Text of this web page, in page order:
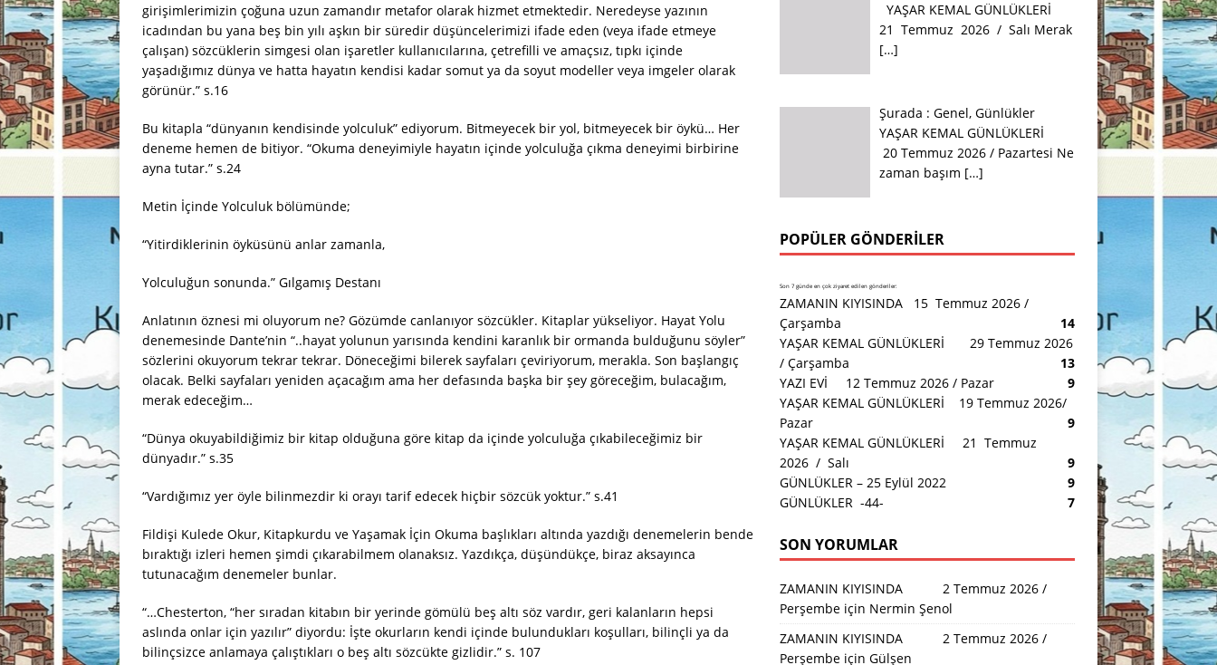
girişimlerimizin çoğuna uzun zamandır metafor olarak hizmet etmektedir. Neredeyse yazının
icadından bu yana beş bin yılı aşkın bir süredir düşüncelerimizi ifade eden (veya ifade etmeye
çalışan) sözcüklerin simgesi olan işaretler kullanıcılarına, çetrefilli ve amaçsız, tıpkı içinde
yaşadığımız dünya ve hatta hayatın kendisi kadar somut ya da soyut modeller veya imgeler olarak
görünür.” s.16
Bu kitapla “dünyanın kendisinde yolculuk” ediyorum. Bitmeyecek bir yol, bitmeyecek bir öykü… Her
deneme hemen de bitiyor. “Okuma deneyimiyle hayatın içinde yolculuğa çıkma deneyimi birbirine
ayna tutar.” s.24
Metin İçinde Yolculuk bölümünde;
“Yitirdiklerinin öyküsünü anlar zamanla,
Yolculuğun sonunda.” Gılgamış Destanı
Anlatının öznesi mi oluyorum ne? Gözümde canlanıyor sözcükler. Kitaplar yükseliyor. Hayat Yolu
denemesinde Dante’nin “..hayat yolunun yarısında kendini karanlık bir ormanda bulduğunu söyler”
sözlerini okuyorum tekrar tekrar. Döneceğimi bilerek sayfaları çeviriyorum, merakla. Son başlangıç
olacak. Belki sayfaları yeniden açacağım ama her defasında başka bir şey göreceğim, bulacağım,
merak edeceğim…
“Dünya okuyabildiğimiz bir kitap olduğuna göre kitap da içinde yolculuğa çıkabileceğimiz bir
dünyadır.” s.35
“Vardığımız yer öyle bilinmezdir ki orayı tarif edecek hiçbir sözcük yoktur.” s.41
Fildişi Kulede Okur, Kitapkurdu ve Yaşamak İçin Okuma başlıkları altında yazdığı denemelerin bende
bıraktığı izleri hemen şimdi çıkarabilmem olanaksız. Yazdıkça, düşündükçe, biraz aksayınca
tutunacağım denemeler bunlar.
“…Chesterton, “her sıradan kitabın bir yerinde gömülü beş altı söz vardır, geri kalanların hepsi
aslında onlar için yazılır” diyordu: İşte okurların kendi içinde bulundukları koşulları, bilinçli ya da
bilinçsizce anlamaya çalıştıkları o beş altı sözcükte gizlidir.” s. 107
YAŞAR KEMAL GÜNLÜKLERİ
21 Temmuz 2026 / Salı Merak
[…]
Şurada :Genel,Günlükler
YAŞAR KEMAL GÜNLÜKLERİ
20 Temmuz 2026 / Pazartesi Ne
zaman başım […]
POPÜLER GÖNDERILER
Son 7 günde en çok ziyaret edilen gönderiler:
ZAMANIN KIYISINDA 15 Temmuz 2026 /
Çarşamba
14
YAŞAR KEMAL GÜNLÜKLERİ 29 Temmuz 2026
/ Çarşamba
13
YAZI EVİ 12 Temmuz 2026 / Pazar
9
YAŞAR KEMAL GÜNLÜKLERİ 19 Temmuz 2026/
Pazar
9
YAŞAR KEMAL GÜNLÜKLERİ 21 Temmuz
2026 / Salı
9
GÜNLÜKLER – 25 Eylül 2022
9
GÜNLÜKLER -44-
7
SON YORUMLAR
ZAMANIN KIYISINDA 2 Temmuz 2026 /
Perşembeiçin Nermin Şenol
ZAMANIN KIYISINDA 2 Temmuz 2026 /
Perşembeiçin Gülşen